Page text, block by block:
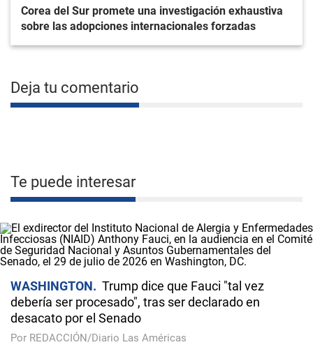
Corea del Sur promete una investigación exhaustiva
sobre las adopciones internacionales forzadas
Deja tu comentario
Te puede interesar
WASHINGTON
Trump dice que Fauci "tal vez
debería ser procesado", tras ser declarado en
desacato por el Senado
Por REDACCIÓN/Diario Las Américas